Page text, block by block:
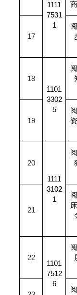
1111
7531
1
17
18
1101
3302
5
19
20
1111
3102
1
21
22
1101
7512
6